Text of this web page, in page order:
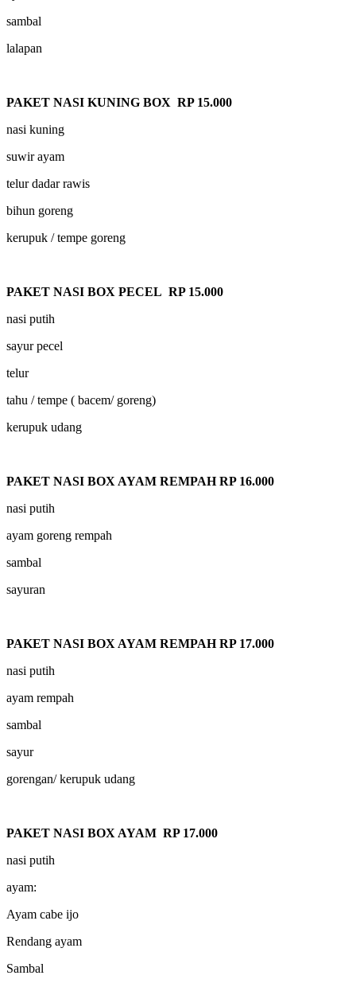
sambal
lalapan
PAKET NASI KUNING BOX RP 15.000
nasi kuning
suwir ayam
telur dadar rawis
bihun goreng
kerupuk / tempe goreng
PAKET NASI BOX PECEL RP 15.000
nasi putih
sayur pecel
telur
tahu / tempe ( bacem/ goreng)
kerupuk udang
PAKET NASI BOX AYAM REMPAH RP 16.000
nasi putih
ayam goreng rempah
sambal
sayuran
PAKET NASI BOX AYAM REMPAH RP 17.000
nasi putih
ayam rempah
sambal
sayur
gorengan/ kerupuk udang
PAKET NASI BOX AYAM RP 17.000
nasi putih
ayam:
Ayam cabe ijo
Rendang ayam
Sambal